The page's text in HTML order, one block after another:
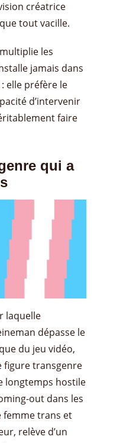
créatrice
tout vacille.
les
jamais dans
elle préfère le
d’intervenir
faire
qui a
laquelle
dépasse le
du jeu vidéo,
figure transgenre
longtemps hostile
out dans les
femme trans et
relève d’un